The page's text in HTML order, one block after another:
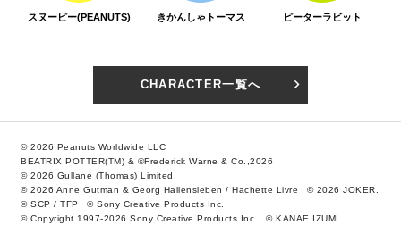
スヌーピー(PEANUTS) きかんしゃトーマス ピーターラビット
CHARACTER一覧へ
© 2026 Peanuts Worldwide LLC
BEATRIX POTTER(TM) & ©Frederick Warne & Co.,2026
© 2026 Gullane (Thomas) Limited.
© 2026 Anne Gutman & Georg Hallensleben / Hachette Livre
© 2026 JOKER.
© SCP / TFP
© Sony Creative Products Inc.
© Copyright 1997-2026 Sony Creative Products Inc.
© KANAE IZUMI